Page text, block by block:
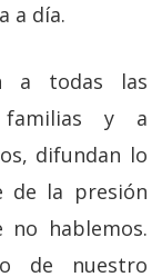
a día.
a todas las
familias y a
difundan lo
de la presión
no hablemos.
de nuestro